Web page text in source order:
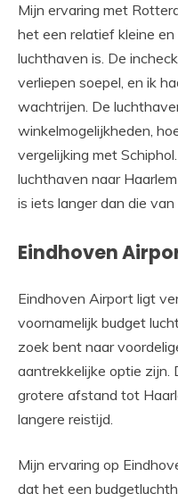
Mijn ervaring met
het een relatief kleine
luchthaven is. De
verliepen soepel, en ik
wachtrijen. De
winkelmogelijkheden,
vergelijking met
luchthaven naar
is iets langer dan die van
Eindhoven
Eindhoven Airport ligt
voornamelijk budget
zoek bent naar
aantrekkelijke optie zijn.
grotere afstand tot
langere reistijd.
Mijn ervaring op
dat het een